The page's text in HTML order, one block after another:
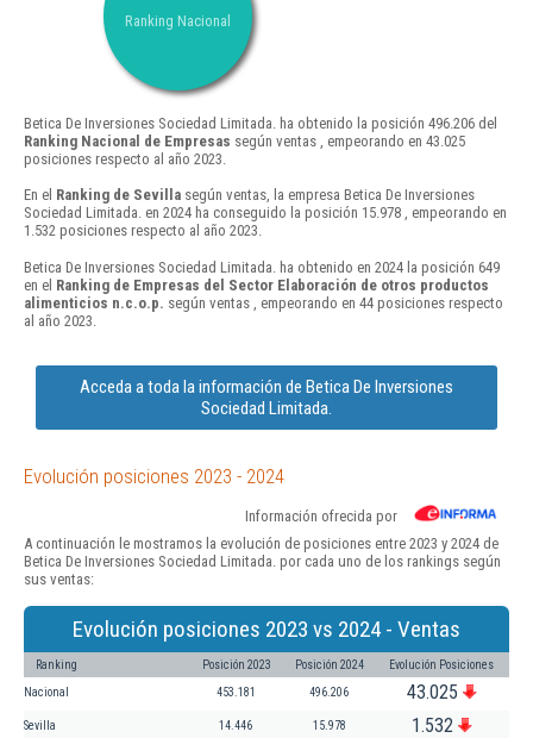
Ranking Nacional
Betica De Inversiones Sociedad Limitada. ha obtenido la posición 496.206 del
Ranking Nacional de Empresas según ventas , empeorando en 43.025
posiciones respecto al año 2023.
En el Ranking de Sevilla según ventas, la empresa Betica De Inversiones
Sociedad Limitada. en 2024 ha conseguido la posición 15.978 , empeorando en
1.532 posiciones respecto al año 2023.
Betica De Inversiones Sociedad Limitada. ha obtenido en 2024 la posición 649
en el Ranking de Empresas del Sector Elaboración de otros productos
alimenticios n.c.o.p. según ventas , empeorando en 44 posiciones respecto
al año 2023.
Acceda a toda la información de Betica De Inversiones
Sociedad Limitada.
Evolución posiciones 2023 - 2024
Información ofrecida por
A continuación le mostramos la evolución de posiciones entre 2023 y 2024 de
Betica De Inversiones Sociedad Limitada. por cada uno de los rankings según
sus ventas:
Evolución posiciones 2023 vs 2024 - Ventas
Ranking Posición 2023 Posición 2024 Evolución Posiciones
Nacional 453.181 496.206 43.025
Sevilla 14.446 15.978 1.532